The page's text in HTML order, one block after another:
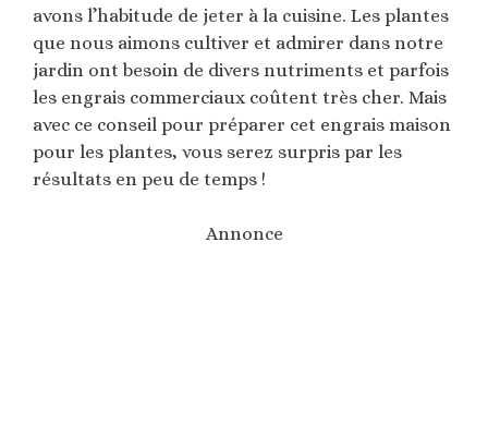
avons l’habitude de jeter à la cuisine. Les plantes
que nous aimons cultiver et admirer dans notre
jardin ont besoin de divers nutriments et parfois
les engrais commerciaux coûtent très cher. Mais
avec ce conseil pour préparer cet engrais maison
pour les plantes, vous serez surpris par les
résultats en peu de temps !
Annonce